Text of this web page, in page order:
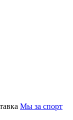
Мы за спорт